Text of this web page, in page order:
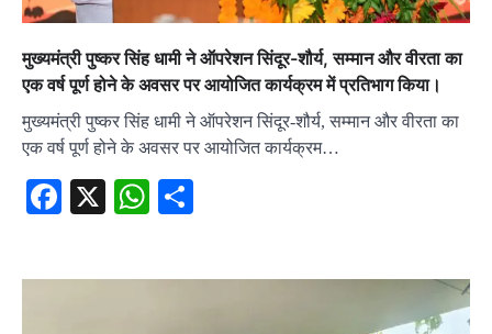
मुख्यमंत्री पुष्कर सिंह धामी ने ऑपरेशन सिंदूर-शौर्य, सम्मान और वीरता का
एक वर्ष पूर्ण होने के अवसर पर आयोजित कार्यक्रम में प्रतिभाग किया।
मुख्यमंत्री पुष्कर सिंह धामी ने ऑपरेशन सिंदूर-शौर्य, सम्मान और वीरता का
एक वर्ष पूर्ण होने के अवसर पर आयोजित कार्यक्रम…
Facebook
X WhatsApp